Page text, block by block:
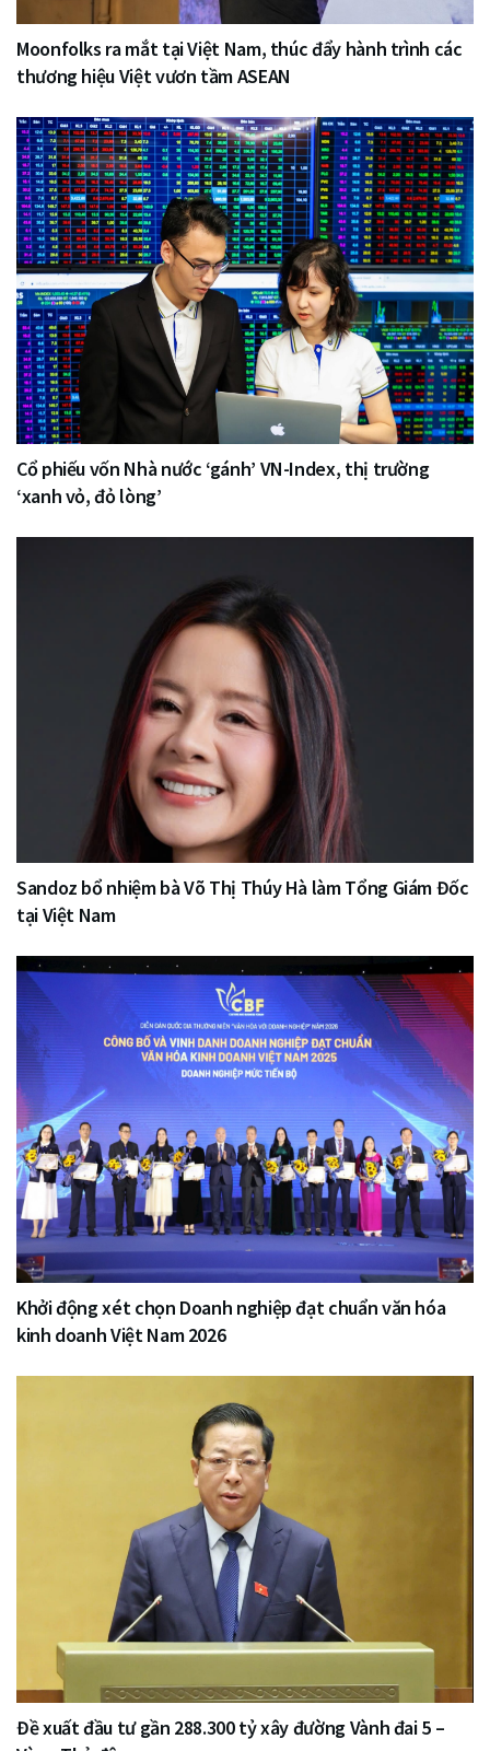
Moonfolks ra mắt tại Việt Nam, thúc đẩy hành trình các
thương hiệu Việt vươn tầm ASEAN
Cổ phiếu vốn Nhà nước ‘gánh’ VN-Index, thị trường
‘xanh vỏ, đỏ lòng’
Sandoz bổ nhiệm bà Võ Thị Thúy Hà làm Tổng Giám Đốc
tại Việt Nam
Khởi động xét chọn Doanh nghiệp đạt chuẩn văn hóa
kinh doanh Việt Nam 2026
Đề xuất đầu tư gần 288.300 tỷ xây đường Vành đai 5 –